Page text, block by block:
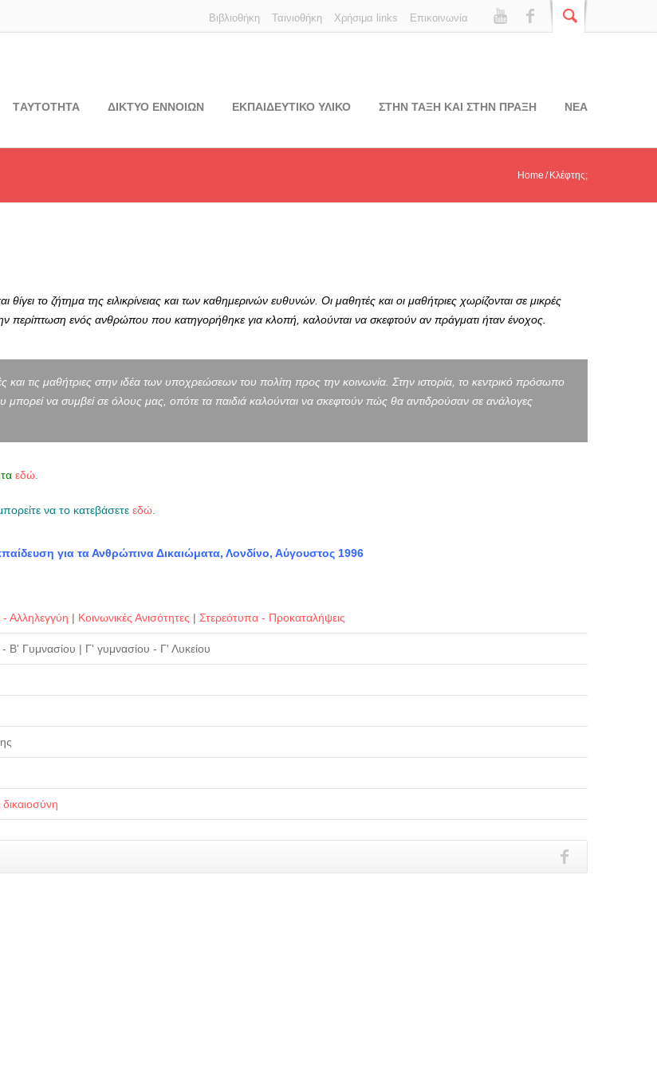
Επικοινωνία
Χρήσιμα links
Ταινιοθήκη
Βιβλιοθήκη
TΑΥΤΟΤΗΤΑ ΔΙΚΤΥΟ ΕΝΝΟΙΩΝ ΕΚΠΑΙΔΕΥΤΙΚΟ ΥΛΙΚΟ ΣΤΗΝ ΤΑΞΗ ΚΑΙ ΣΤΗΝ ΠΡΑΞΗ ΝΕΑ
Home Κλέφτης;
το ζήτημα της ειλικρίνειας και των καθημερινών ευθυνών. Οι μαθητές και οι μαθήτριες χωρίζονται σε μικρές
περίπτωση ενός ανθρώπου που κατηγορήθηκε για κλοπή, καλούνται να σκεφτούν αν πράγματι ήταν ένοχος.
και τις μαθήτριες στην ιδέα των υποχρεώσεων του πολίτη προς την κοινωνία. Στην ιστορία, το κεντρικό πρόσωπο
μπορεί να συμβεί σε όλους μας, οπότε τα παιδιά καλούνται να σκεφτούν πώς θα αντιδρούσαν σε ανάλογες
εδώ
να το κατεβάσετε εδώ
για τα Ανθρώπινα Δικαιώματα, Λονδίνο, Αύγουστος 1996
- Αλληλεγγύη | Κοινωνικές Ανισότητες | Στερεότυπα - Προκαταλήψεις
Β' Γυμνασίου | Γ' γυμνασίου - Γ' Λυκείου
δικαιοσύνη